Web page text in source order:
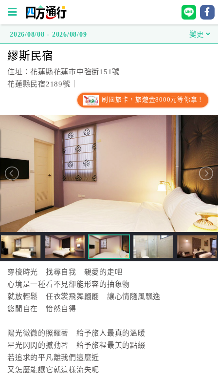
方
通
行
房
接
跟
飯
店
訂
房
HOT
色
民
宿
2026/08/08 - 2026/08/09 變更
繆斯民宿
住址：花蓮縣花蓮市中強街151號
花蓮縣民宿2189號｜
刷國旅卡，旅遊金8000元等你拿！
穿梭時光 找尋自我 親愛的走吧
心境是一種看不見卻能形容的抽象物
就放輕鬆 任衣裳飛舞翩翩 讓心情隨風飄逸
悠閒自在 怡然自得
陽光微微的照耀著 給予旅人最真的溫暖
星光閃閃的撼動著 給予旅程最美的點綴
若追求的平凡離我們這麼近
又怎麼能讓它就這樣流失呢